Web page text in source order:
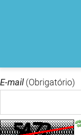
E-mail (Obrigatório)